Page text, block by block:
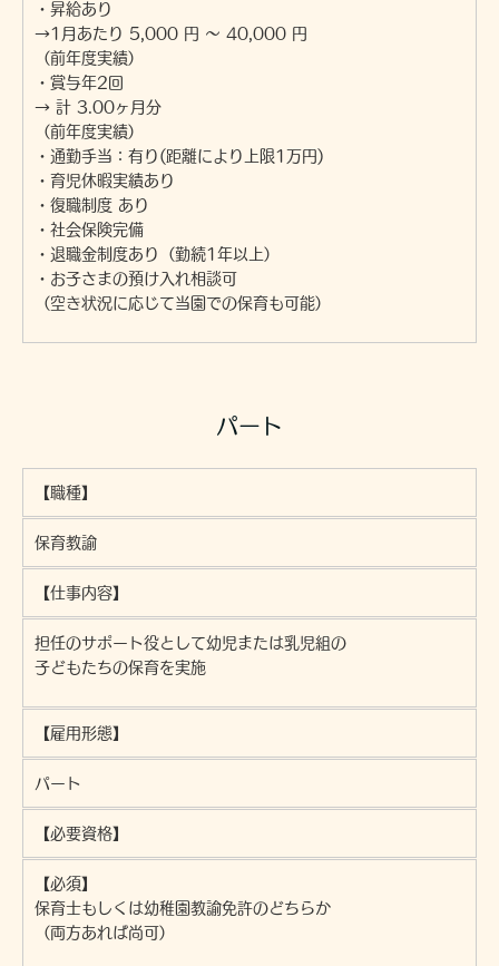
・昇給あり
→1月あたり 5,000 円 〜 40,000 円
（前年度実績）
・賞与年2回
→ 計 3.00ヶ月分
（前年度実績）
・通勤手当：有り(距離により上限1万円)
・育児休暇実績あり
・復職制度 あり
・社会保険完備
・退職金制度あり（勤続1年以上）
・お子さまの預け入れ相談可
（空き状況に応じて当園での保育も可能）
パート
【職種】
保育教諭
【仕事内容】
担任のサポート役として幼児または乳児組の
子どもたちの保育を実施
【雇用形態】
パート
【必要資格】
【必須】
保育士もしくは幼稚園教諭免許のどちらか
（両方あれば尚可）